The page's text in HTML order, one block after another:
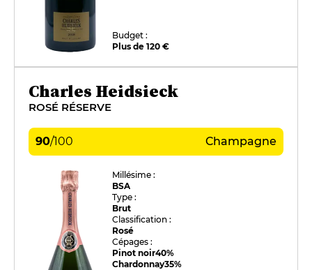
Budget :
Plus de 120 €
Charles Heidsieck
ROSÉ RÉSERVE
90/100 Champagne
Millésime :
BSA
Type :
Brut
Classification :
Rosé
Cépages :
Pinot noir40%
Chardonnay35%